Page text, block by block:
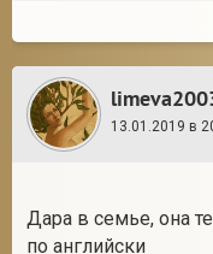
13.01.2019 в
Дара в семье, она
по английски